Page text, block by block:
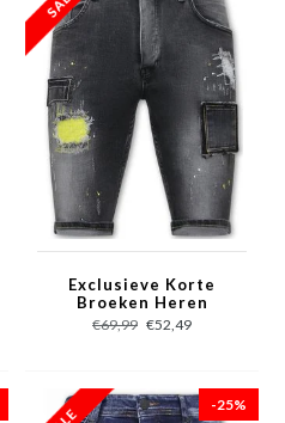
Exclusieve Korte
Broeken Heren
Stretch - 1053 - Grijs
€69,99 €52,49
-25%